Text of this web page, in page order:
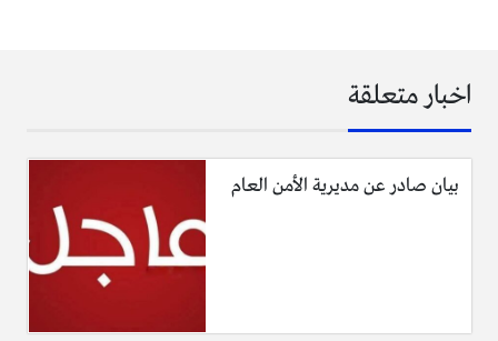
فيما شدد الدكتور العبد اللات على ضروة إتباع النصائح
والأرشادات، ومن اهما في عدم لمس الشخص المصاب وغسل
الملابس والشراشف والمناشف بشكل جيد وتنشيفها بشكل جيد
اخبار متعلقة
بيان صادر عن مديرية الأمن العام